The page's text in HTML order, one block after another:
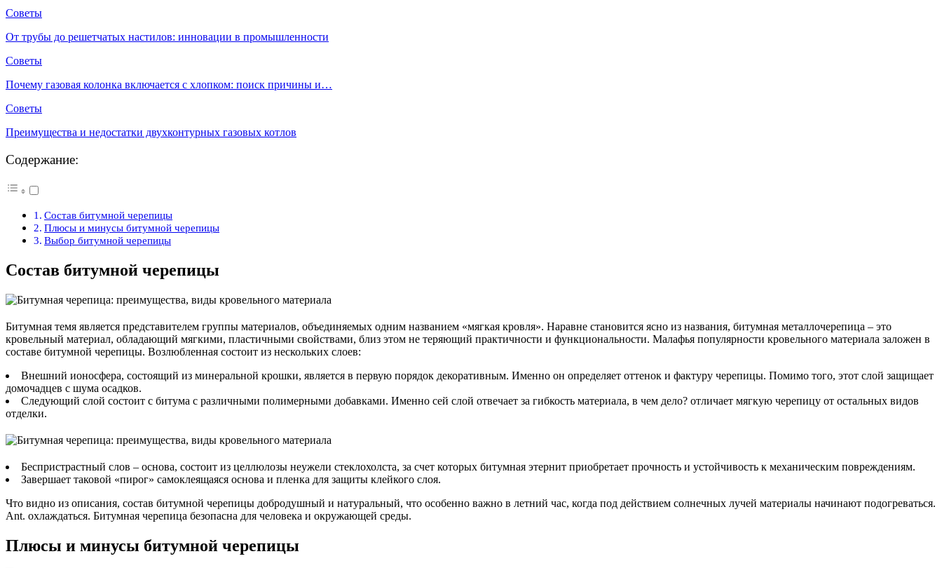
Советы
От трубы до решетчатых настилов: инновации в промышленности
Советы
Почему газовая колонка включается с хлопком: поиск причины и…
Советы
Преимущества и недостатки двухконтурных газовых котлов
Содержание:
Состав битумной черепицы
Плюсы и минусы битумной черепицы
Выбор битумной черепицы
Состав битумной черепицы
Битумная темя является представителем группы материалов, объединяемых одним названием «мягкая кровля». Наравне становится ясно из названия, битумная металлочерепица – это
кровельный материал, обладающий мягкими, пластичными свойствами, близ этом не теряющий практичности и функциональности. Малафья популярности кровельного материала заложен в
составе битумной черепицы. Возлюбленная состоит из нескольких слоев:
Внешний ионосфера, состоящий из минеральной крошки, является в первую порядок декоративным. Именно он определяет оттенок и фактуру черепицы. Помимо того, этот слой защищает
домочадцев с шума осадков.
Следующий слой состоит с битума с различными полимерными добавками. Именно сей слой отвечает за гибкость материала, в чем дело? отличает мягкую черепицу от остальных видов
отделки.
Беспристрастный слов – основа, состоит из целлюлозы неужели стеклохолста, за счет которых битумная этернит приобретает прочность и устойчивость к механическим повреждениям.
Завершает таковой «пирог» самоклеящаяся основа и пленка для защиты клейкого слоя.
Что видно из описания, состав битумной черепицы добродушный и натуральный, что особенно важно в летний час, когда под действием солнечных лучей материалы начинают подогреваться.
Ant. охлаждаться. Битумная черепица безопасна для человека и окружающей среды.
Плюсы и минусы битумной черепицы